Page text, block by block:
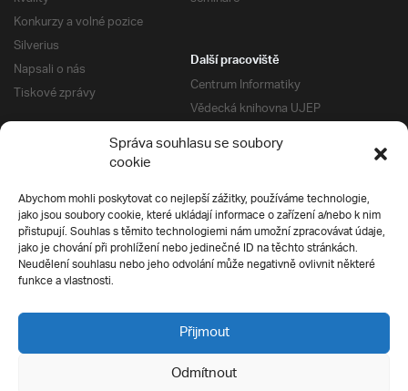
Správa souhlasu se soubory
cookie
Abychom mohli poskytovat co nejlepší zážitky, používáme technologie,
jako jsou soubory cookie, které ukládají informace o zařízení a/nebo k nim
přistupují. Souhlas s těmito technologiemi nám umožní zpracovávat údaje,
jako je chování při prohlížení nebo jedinečné ID na těchto stránkách.
Neudělení souhlasu nebo jeho odvolání může negativně ovlivnit některé
funkce a vlastnosti.
Přijmout
Odmítnout
Konkurzy a volné pozice
Silverius
Napsali o nás
Tiskové zprávy
Další pracoviště
Centrum Informatiky
Vědecká knihovna UJEP
Správa kolejí a menz
Univerzitní centrum podpory
Silverius
Pro uchazeče
Přijímací řízení
E-prihlaska
Přípravné kurzy
Ochrana soukromí